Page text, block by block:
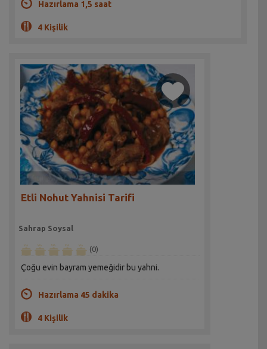
Hazırlama 1,5 saat
4 Kişilik
Etli Nohut Yahnisi Tarifi
Sahrap Soysal
(0)
Çoğu evin bayram yemeğidir bu yahni.
Hazırlama 45 dakika
4 Kişilik